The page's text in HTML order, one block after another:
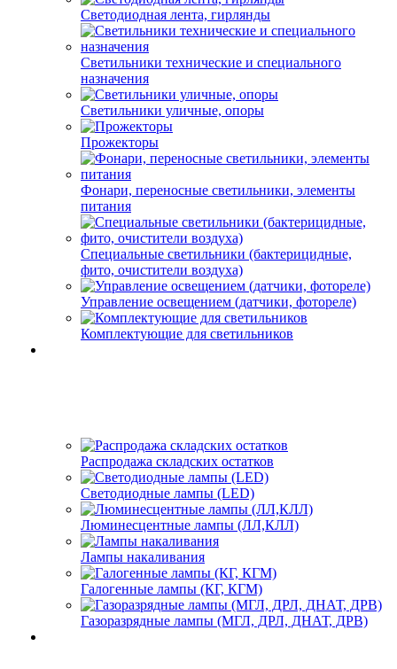
Светодиодная лента, гирлянды
Светильники технические и специального
назначения
Светильники уличные, опоры
Прожекторы
Фонари, переносные светильники, элементы
питания
Специальные светильники (бактерицидные,
фито, очистители воздуха)
Управление освещением (датчики, фотореле)
Комплектующие для светильников
Распродажа складских остатков
Светодиодные лампы (LED)
Люминесцентные лампы (ЛЛ,КЛЛ)
Лампы накаливания
Галогенные лампы (КГ, КГМ)
Газоразрядные лампы (МГЛ, ДРЛ, ДНАТ, ДРВ)